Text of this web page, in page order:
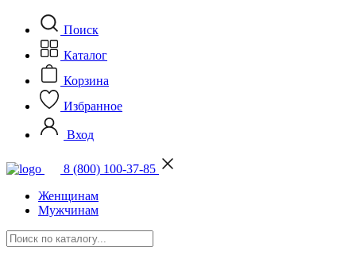
Поиск
Каталог
Корзина
Избранное
Вход
8 (800) 100-37-85
Женщинам
Мужчинам